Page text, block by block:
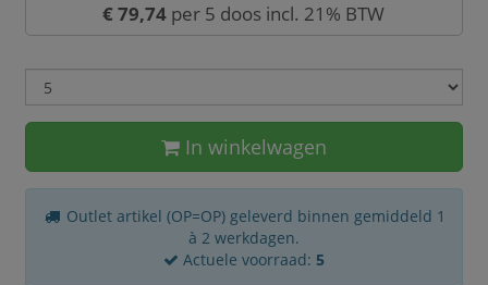
€ 79,74 per 5 doos incl. 21% BTW
In winkelwagen
Outlet artikel (OP=OP) geleverd binnen gemiddeld 1
à 2 werkdagen.
Actuele voorraad: 5